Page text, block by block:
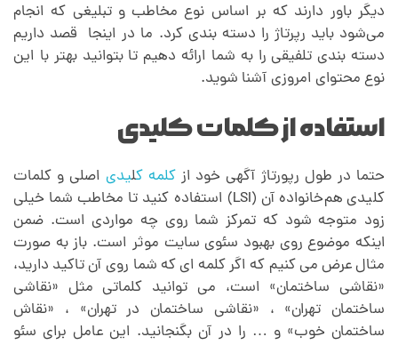
ن
آ
چ
ی
س
دیگر باور دارند که بر اساس نوع مخاطب و تبلیغی که انجام
می‌شود باید رپرتاژ را دسته بندی کرد. ما در اینجا قصد داریم
دسته بندی تلفیقی را به شما ارائه دهیم تا بتوانید بهتر با این
نوع محتوای امروزی آشنا شوید.
استفاده از کلمات کلیدی
حتما در طول رپورتاژ آگهی خود از کلمه کلیدی اصلی و کلمات
کلیدی هم‌خانواده آن (LSI) استفاده کنید تا مخاطب شما خیلی
زود متوجه شود که تمرکز شما روی چه مواردی است. ضمن
اینکه موضوع روی بهبود سئوی سایت موثر است.‌ باز به صورت
مثال عرض می کنیم که اگر کلمه ای که شما روی آن تاکید دارید،
«نقاشی ساختمان» است، می توانید کلماتی مثل «نقاشی
ساختمان تهران» ، «نقاشی ساختمان در تهران» ، «نقاش
ساختمان خوب» و … را در آن بگنجانید. این عامل برای سئو